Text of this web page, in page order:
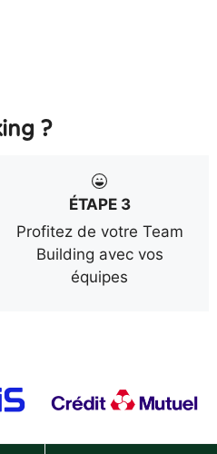
?
ÉTAPE 3
Profitez de votre Team
Building avec vos
équipes